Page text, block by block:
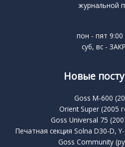
журнальной
пон - пят 9:00
суб, вс -
Новые
Goss M-600
Orient Super (2005
Goss Universal 75
Печатная секция Solna D30-D,
Goss Community